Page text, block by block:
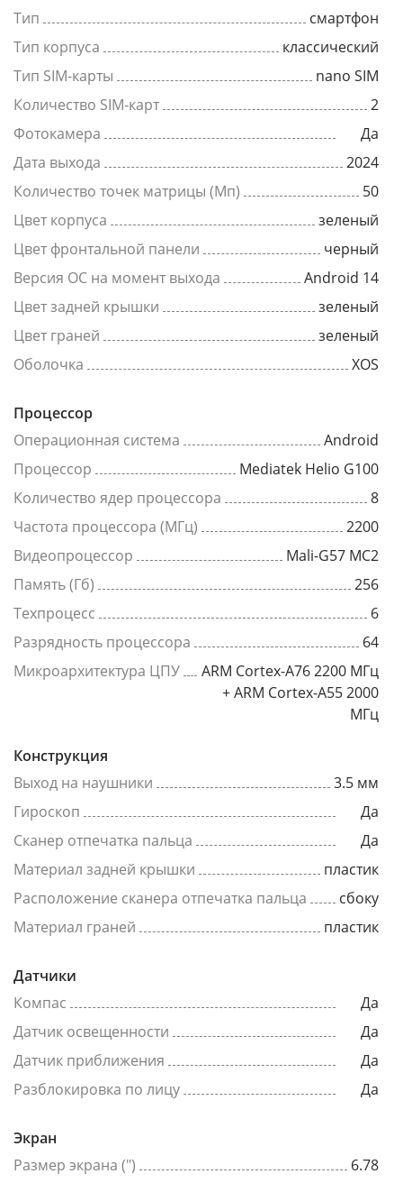
Тип
смартфон
Тип корпуса
классический
Тип SIM-карты
nano SIM
Количество SIM-карт
2
Фотокамера
Да
Дата выхода
2024
Количество точек матрицы (Мп)
50
Цвет корпуса
зеленый
Цвет фронтальной панели
черный
Версия ОС на момент выхода
Android 14
Цвет задней крышки
зеленый
Цвет граней
зеленый
Оболочка
XOS
Процессор
Операционная система
Android
Процессор
Mediatek Helio G100
Количество ядер процессора
8
Частота процессора (МГц)
2200
Видеопроцессор
Mali-G57 MC2
Память (Гб)
256
Техпроцесс
6
Разрядность процессора
64
Микроархитектура ЦПУ
ARM Cortex-A76 2200 МГц
+ ARM Cortex-A55 2000
МГц
Конструкция
Выход на наушники
3.5 мм
Гироскоп
Да
Сканер отпечатка пальца
Да
Материал задней крышки
пластик
Расположение сканера отпечатка пальца
сбоку
Материал граней
пластик
Датчики
Компас
Да
Датчик освещенности
Да
Датчик приближения
Да
Разблокировка по лицу
Да
Экран
Размер экрана (")
6.78